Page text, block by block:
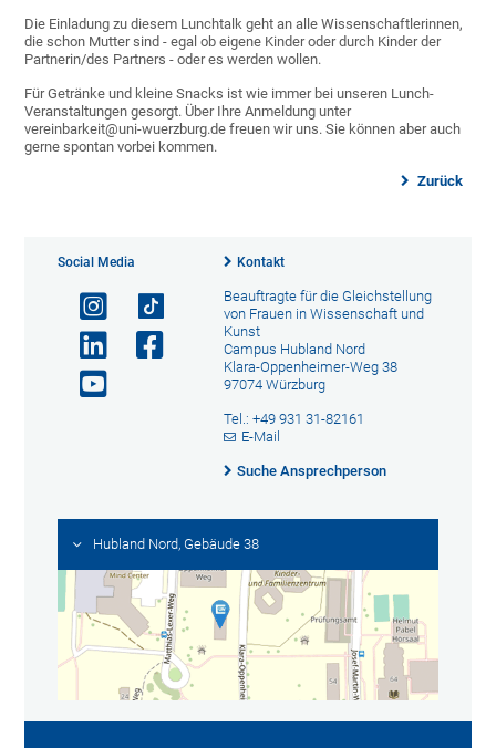
Die Einladung zu diesem Lunchtalk geht an alle Wissenschaftlerinnen,
die schon Mutter sind - egal ob eigene Kinder oder durch Kinder der
Partnerin/des Partners - oder es werden wollen.
Für Getränke und kleine Snacks ist wie immer bei unseren Lunch-
Veranstaltungen gesorgt. Über Ihre Anmeldung unter
vereinbarkeit@uni-wuerzburg.de freuen wir uns. Sie können aber auch
gerne spontan vorbei kommen.
Zurück
Social Media Kontakt
Beauftragte für die Gleichstellung
von Frauen in Wissenschaft und
Kunst
Campus Hubland Nord
Klara-Oppenheimer-Weg 38
97074 Würzburg
Tel.: +49 931 31-82161
E-Mail
Suche Ansprechperson
Hubland Nord, Gebäude 38